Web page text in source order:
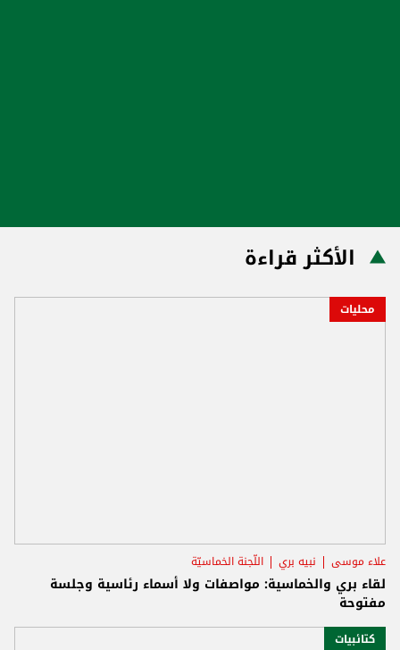
الأكثر قراءة
محليات
علاء موسى نبيه بري اللّجنة الخماسيّة
لقاء بري والخماسية: مواصفات ولا أسماء رئاسية وجلسة
مفتوحة
كتائبيات